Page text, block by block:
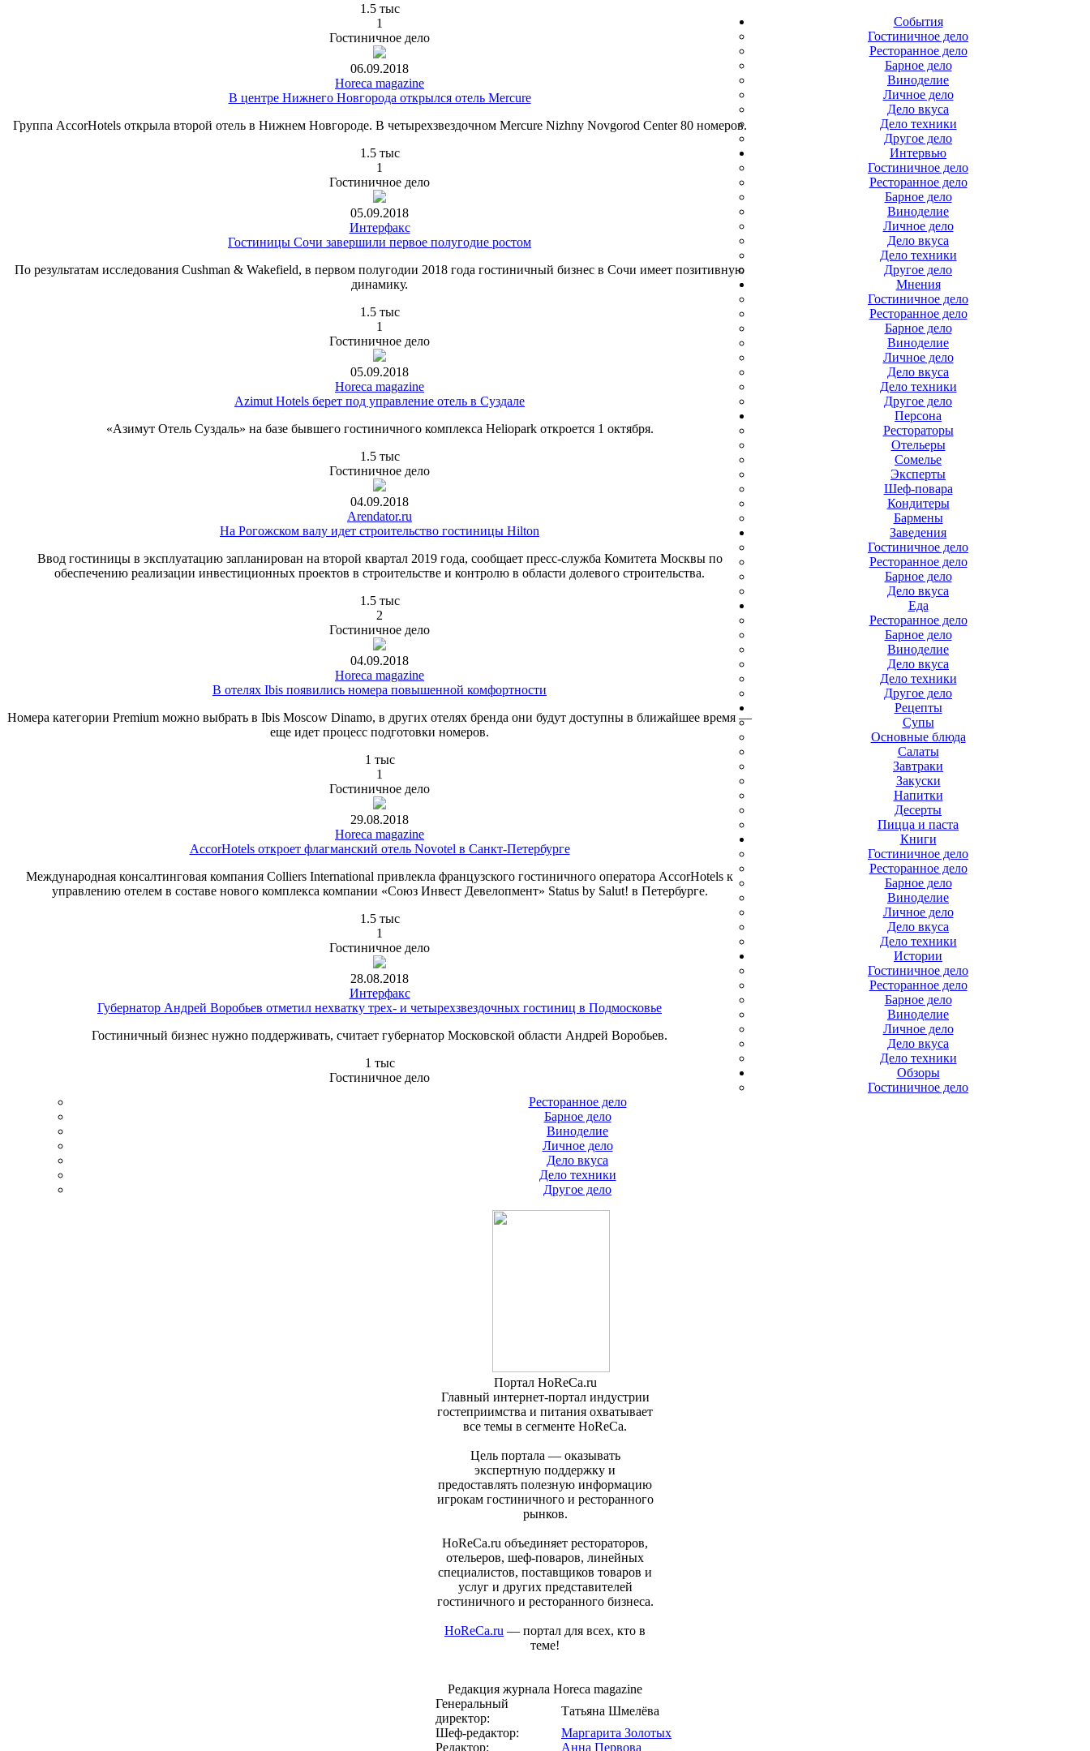
1.5 тыс
1
Гостиничное дело
06.09.2018
Horeca magazine
В центре Нижнего Новгорода открылся отель Mercure
Группа AccorHotels открыла второй отель в Нижнем Новгороде. В четырехзвездочном Mercure Nizhny Novgorod Center 80 номеров.
1.5 тыс
1
Гостиничное дело
05.09.2018
Интерфакс
Гостиницы Сочи завершили первое полугодие ростом
По результатам исследования Cushman & Wakefield, в первом полугодии 2018 года гостиничный бизнес в Сочи имеет позитивную
динамику.
1.5 тыс
1
Гостиничное дело
05.09.2018
Horeca magazine
Azimut Hotels берет под управление отель в Суздале
«Азимут Отель Суздаль» на базе бывшего гостиничного комплекса Heliopark откроется 1 октября.
1.5 тыс
Гостиничное дело
04.09.2018
Arendator.ru
На Рогожском валу идет строительство гостиницы Hilton
Ввод гостиницы в эксплуатацию запланирован на второй квартал 2019 года, сообщает пресс-служба Комитета Москвы по
обеспечению реализации инвестиционных проектов в строительстве и контролю в области долевого строительства.
1.5 тыс
2
Гостиничное дело
04.09.2018
Horeca magazine
В отелях Ibis появились номера повышенной комфортности
Номера категории Premium можно выбрать в Ibis Moscow Dinamo, в других отелях бренда они будут доступны в ближайшее время —
еще идет процесс подготовки номеров.
1 тыс
1
Гостиничное дело
29.08.2018
Horeca magazine
AccorHotels откроет флагманский отель Novotel в Санкт-Петербурге
Международная консалтинговая компания Colliers International привлекла французского гостиничного оператора AccorHotels к
управлению отелем в составе нового комплекса компании «Союз Инвест Девелопмент» Status by Salut! в Петербурге.
1.5 тыс
1
Гостиничное дело
28.08.2018
Интерфакс
Губернатор Андрей Воробьев отметил нехватку трех- и четырехзвездочных гостиниц в Подмосковье
Гостиничный бизнес нужно поддерживать, считает губернатор Московской области Андрей Воробьев.
1 тыс
Гостиничное дело
События
Гостиничное дело
Ресторанное дело
Барное дело
Виноделие
Личное дело
Дело вкуса
Дело техники
Другое дело
Интервью
Гостиничное дело
Ресторанное дело
Барное дело
Виноделие
Личное дело
Дело вкуса
Дело техники
Другое дело
Мнения
Гостиничное дело
Ресторанное дело
Барное дело
Виноделие
Личное дело
Дело вкуса
Дело техники
Другое дело
Персона
Рестораторы
Отельеры
Сомелье
Эксперты
Шеф-повара
Кондитеры
Бармены
Заведения
Гостиничное дело
Ресторанное дело
Барное дело
Дело вкуса
Еда
Ресторанное дело
Барное дело
Виноделие
Дело вкуса
Дело техники
Другое дело
Рецепты
Супы
Основные блюда
Салаты
Завтраки
Закуски
Напитки
Десерты
Пицца и паста
Книги
Гостиничное дело
Ресторанное дело
Барное дело
Виноделие
Личное дело
Дело вкуса
Дело техники
Истории
Гостиничное дело
Ресторанное дело
Барное дело
Виноделие
Личное дело
Дело вкуса
Дело техники
Обзоры
Гостиничное дело
Ресторанное дело
Барное дело
Виноделие
Личное дело
Дело вкуса
Дело техники
Другое дело
Портал HoReCa.ru
Главный интернет-портал индустрии
гостеприимства и питания охватывает
все темы в сегменте HoReCa.
Цель портала — оказывать
экспертную поддержку и
предоставлять полезную информацию
игрокам гостиничного и ресторанного
рынков.
HoReCa.ru объединяет рестораторов,
отельеров, шеф-поваров, линейных
специалистов, поставщиков товаров и
услуг и других представителей
гостиничного и ресторанного бизнеса.
HoReCa.ru — портал для всех, кто в
теме!
Редакция журнала Horeca magazine
Генеральный
директор:
Татьяна Шмелёва
Шеф-редактор:
Маргарита Золотых
Редактор:
Анна Первова